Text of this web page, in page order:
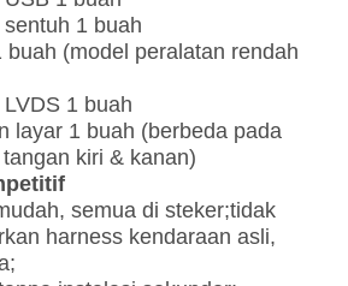
1 buah
(model peralatan rendah
1 buah
layar 1 buah (berbeda pada
kiri & kanan)
semua di steker;tidak
harness kendaraan asli,